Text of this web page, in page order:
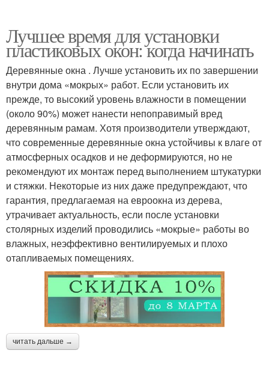
Лучшее время для установки
пластиковых окон: когда начинать
Деревянные окна . Лучше установить их по завершении
внутри дома «мокрых» работ. Если установить их
прежде, то высокий уровень влажности в помещении
(около 90%) может нанести непоправимый вред
деревянным рамам. Хотя производители утверждают,
что современные деревянные окна устойчивы к влаге от
атмосферных осадков и не деформируются, но не
рекомендуют их монтаж перед выполнением штукатурки
и стяжки. Некоторые из них даже предупреждают, что
гарантия, предлагаемая на евроокна из дерева,
утрачивает актуальность, если после установки
столярных изделий проводились «мокрые» работы во
влажных, неэффективно вентилируемых и плохо
отапливаемых помещениях.
читать дальше →